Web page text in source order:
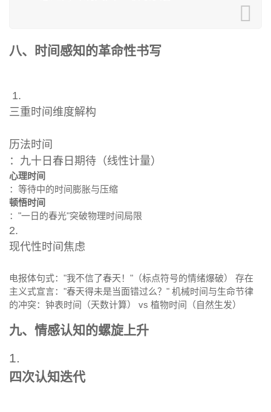
八、时间感知的革命性书写
1.
三重时间维度解构
历法时间
：九十日春日期待（线性计量）
心理时间
：等待中的时间膨胀与压缩
顿悟时间
："一日的春光"突破物理时间局限
2.
现代性时间焦虑
电报体句式："我不信了春天！"（标点符号的情绪爆破） 存在
主义式宣言："春天得未是当面错过么？" 机械时间与生命节律
的冲突：钟表时间（天数计算） vs 植物时间（自然生发）
九、情感认知的螺旋上升
1.
四次认知迭代